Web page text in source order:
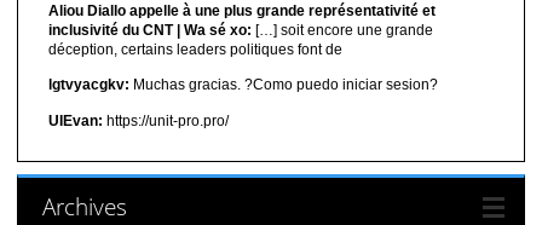
Aliou Diallo appelle à une plus grande représentativité et
inclusivité du CNT | Wa sé xo: […] soit encore une grande
déception, certains leaders politiques font de
lgtvyacgkv: Muchas gracias. ?Como puedo iniciar sesion?
UIEvan: https://unit-pro.pro/
Archives